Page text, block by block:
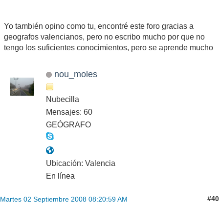
Yo también opino como tu, encontré este foro gracias a
geografos valencianos, pero no escribo mucho por que no
tengo los suficientes conocimientos, pero se aprende mucho
nou_moles
Nubecilla
Mensajes: 60
GEÓGRAFO
Ubicación: Valencia
En línea
Martes 02 Septiembre 2008 08:20:59 AM #40